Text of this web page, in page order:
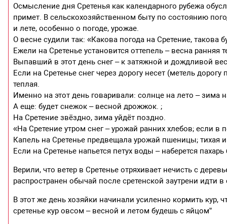
Осмысление дня Сретенья как календарного рубежа
примет. В сельскохозяйственном быту по состоянию
и лете, особенно о погоде, урожае.
О весне судили так: «Какова погода на Сретение, такова
Ежели на Сретенье установится оттепель – весна ранняя
Выпавший в этот день снег – к затяжной и дождливой
Если на Сретенье снег через дорогу несет (метель
теплая.
Именно на этот день говаривали: солнце на лето – зима
А еще: будет снежок – весной дрожжок. ;
На Сретение звёздно, зима уйдёт поздно.
«На Сретение утром снег – урожай ранних хлебов; если в
Капель на Сретенье предвещала урожай пшеницы; тихая
Если на Сретенье напьется петух воды – наберется
Верили, что ветер в Сретенье отряхивает нечисть с
распространен обычай после сретенской заутрени идти
В этот же день хозяйки начинали усиленно кормить
сретенье кур овсом – весной и летом будешь с яйцом”